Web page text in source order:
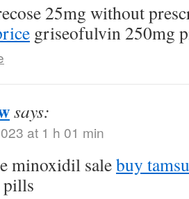
25mg without
griseofulvin 250mg
says:
at 1 h 01 min
minoxidil salebuy
pills